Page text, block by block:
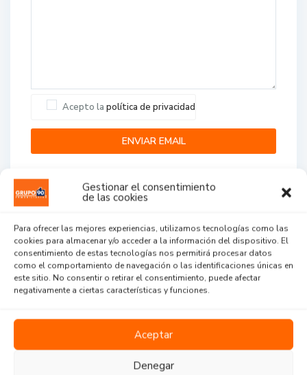
Gestionar el consentimiento
de las cookies
Para ofrecer las mejores experiencias, utilizamos tecnologías como las
cookies para almacenar y/o acceder a la información del dispositivo. El
consentimiento de estas tecnologías nos permitirá procesar datos
como el comportamiento de navegación o las identificaciones únicas en
este sitio. No consentir o retirar el consentimiento, puede afectar
negativamente a ciertas características y funciones.
Aceptar
Denegar
Acepto la política de privacidad
Agent Reviews
...